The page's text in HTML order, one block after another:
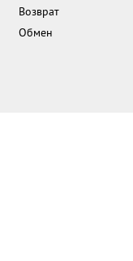
Возврат
Обмен